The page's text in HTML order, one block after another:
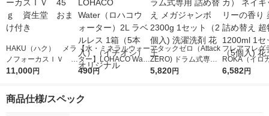
HAKU（ハク） メラ
ノフォーカスＩＶ 4
5ｇ 資生堂 おまけ
11,000円
【水・ミネラルウォー
ター】LOHACO Wate
r（ロハコウォータ
シ） オリジナル
490円
アタックゼロ（Attack
ZERO) ドラム式専用
詰め替え メガジャン
5,820円
フレアフレグ
ROKA（イロ
イキッドリリ
6,582円
商品仕様/スペック